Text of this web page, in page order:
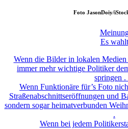
Foto JasonDoiy/
Es wahlt
Wenn die Bilder in lokalen
immer mehr wichtige Politiker
springen .
Wenn Funktionäre für’s Foto
Straßenabschnittseröffnungen und
sondern sogar heimatverbunden
.
Wenn bei jedem